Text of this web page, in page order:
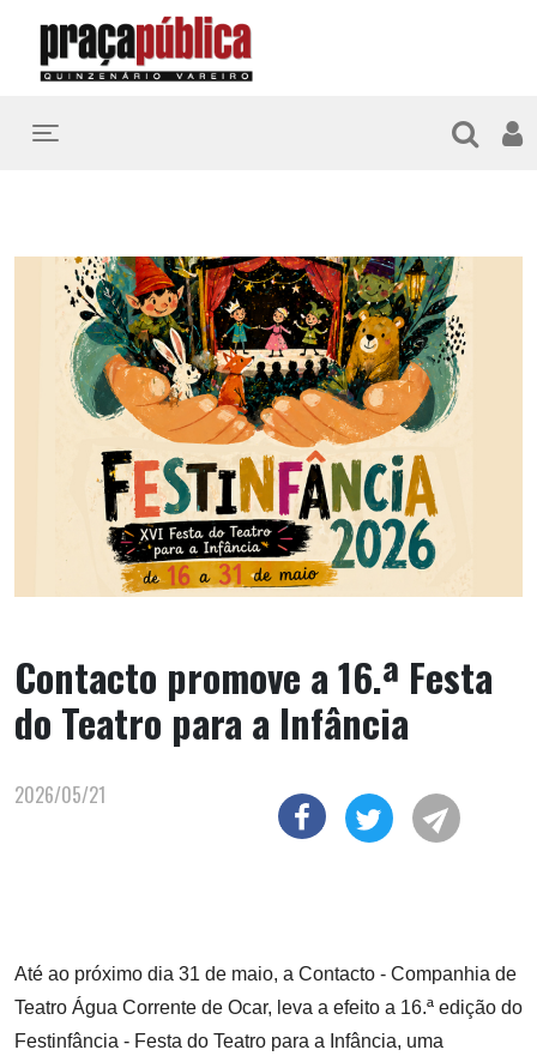
Toggle navigation
Contacto promove a 16.ª Festa
do Teatro para a Infância
2026/05/21
Até ao próximo dia 31 de maio, a Contacto - Companhia de
Teatro Água Corrente de Ocar, leva a efeito a 16.ª edição do
Festinfância - Festa do Teatro para a Infância, uma